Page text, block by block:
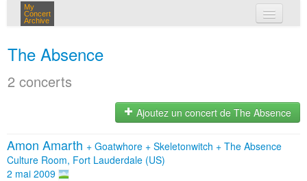
My
Concert
Archive
The Absence
2 concerts
Ajoutez un concert de The Absence
Amon Amarth + Goatwhore + Skeletonwitch + The Absence
Culture Room, Fort Lauderdale (US)
2 mai 2009